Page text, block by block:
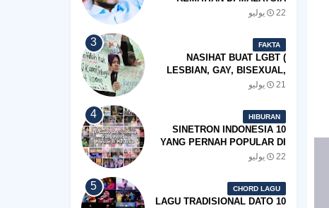
22 يوليو
FAKTA
NASIHAT BUAT LGBT (
LESBIAN, GAY, BISEXUAL,
TRANSGENDER)
21 يوليو
HIBURAN
10 SINETRON INDONESIA
YANG PERNAH POPULAR DI
MALAYSIA
22 يوليو
CHORD LAGU
10 LAGU TRADISIONAL DATO